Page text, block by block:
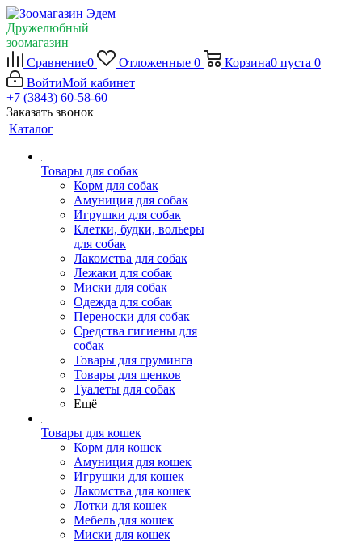
Дружелюбный
зоомагазин
Сравнение0 Отложенные 0 Корзина0 пуста 0
ВойтиМой кабинет
+7 (3843) 60-58-60
Заказать звонок
Каталог
Товары для собак
Корм для собак
Амуниция для собак
Игрушки для собак
Клетки, будки, вольеры
для собак
Лакомства для собак
Лежаки для собак
Миски для собак
Одежда для собак
Переноски для собак
Средства гигиены для
собак
Товары для груминга
Товары для щенков
Туалеты для собак
Ещё
Товары для кошек
Корм для кошек
Амуниция для кошек
Игрушки для кошек
Лакомства для кошек
Лотки для кошек
Мебель для кошек
Миски для кошек